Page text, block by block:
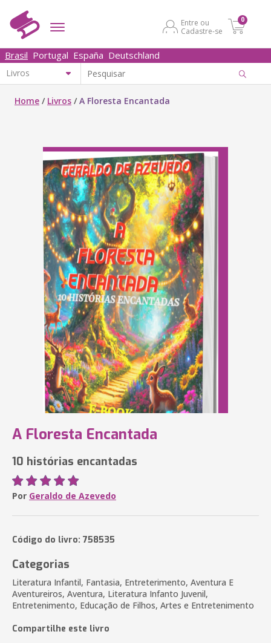
Entre ou
Cadastre-se
0
Brasil Portugal España Deutschland
Home / Livros /A Floresta Encantada
A Floresta Encantada
10 histórias encantadas
Por Geraldo de Azevedo
Código do livro: 758535
Categorias
Literatura Infantil, Fantasia, Entreterimento, Aventura E
Aventureiros, Aventura, Literatura Infanto Juvenil,
Entretenimento, Educação de Filhos, Artes e Entretenimento
Compartilhe este livro